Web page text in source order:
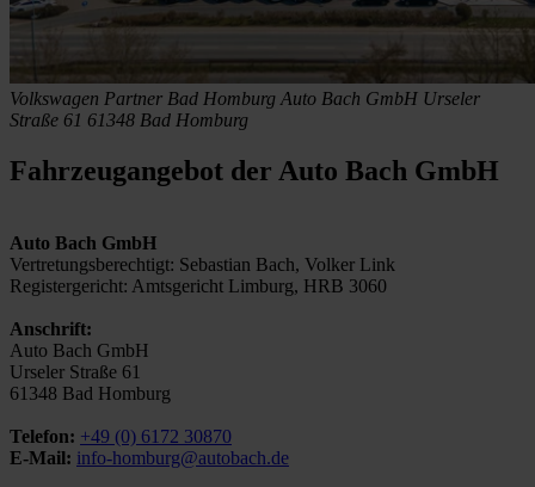
Volkswagen Partner Bad Homburg Auto Bach GmbH Urseler
Straße 61 61348 Bad Homburg
Fahrzeugangebot der Auto Bach GmbH
Auto Bach GmbH
Vertretungsberechtigt: Sebastian Bach, Volker Link
Registergericht: Amtsgericht Limburg, HRB 3060
Anschrift:
Auto Bach GmbH
Urseler Straße 61
61348 Bad Homburg
Telefon: +49 (0) 6172 30870
E-Mail: info-homburg@autobach.de